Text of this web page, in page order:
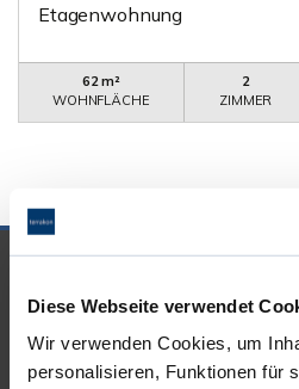
Diese Webseite verwendet
Wir verwenden Cookies, um
personalisieren, Funktionen für
Etagenwohnung
62 m²
WOHNFLÄCHE
2
ZIMMER